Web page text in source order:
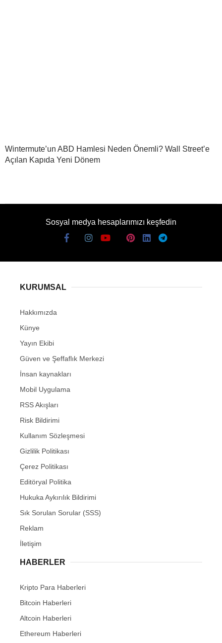
Wintermute’un ABD Hamlesi Neden Önemli? Wall Street’e
Açılan Kapıda Yeni Dönem
Sosyal medya hesaplarımızı keşfedin
KURUMSAL
Hakkımızda
Künye
Yayın Ekibi
Güven ve Şeffaflık Merkezi
İnsan kaynakları
Mobil Uygulama
RSS Akışları
Risk Bildirimi
Kullanım Sözleşmesi
Gizlilik Politikası
Çerez Politikası
Editöryal Politika
Hukuka Aykırılık Bildirimi
Sık Sorulan Sorular (SSS)
Reklam
İletişim
HABERLER
Kripto Para Haberleri
Bitcoin Haberleri
Altcoin Haberleri
Ethereum Haberleri